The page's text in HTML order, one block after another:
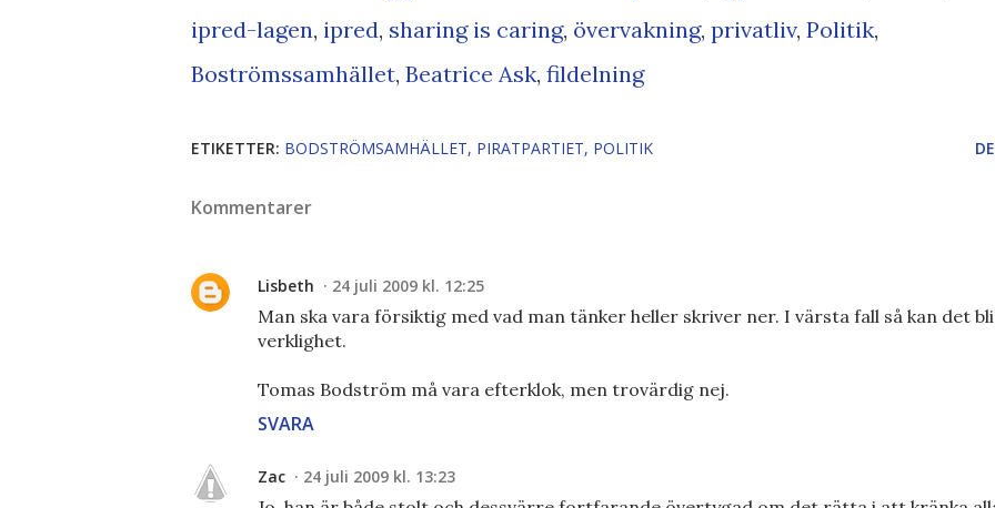
ipred-lagen, ipred, sharing is caring, övervakning, privatliv, Politik,
Boströmssamhället, Beatrice Ask, fildelning
ETIKETTER: BODSTRÖMSAMHÄLLET PIRATPARTIET POLITIK
Kommentarer
Lisbeth 24 juli 2009 kl. 12:25
Man ska vara försiktig med vad man tänker heller skriver ner. I värsta fall så kan det bli
verklighet.
Tomas Bodström må vara efterklok, men trovärdig nej.
SVARA
Zac 24 juli 2009 kl. 13:23